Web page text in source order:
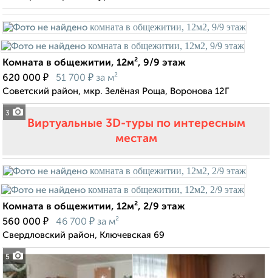
3
Комната в общежитии, 12м², 9/9 этаж
620 000 ₽ 51 700 ₽ за м²
Советский район, мкр. Зелёная Роща, Воронова 12Г
Виртуальные 3D-туры по интересным
местам
5
Комната в общежитии, 12м², 2/9 этаж
560 000 ₽ 46 700 ₽ за м²
Свердловский район, Ключевская 69